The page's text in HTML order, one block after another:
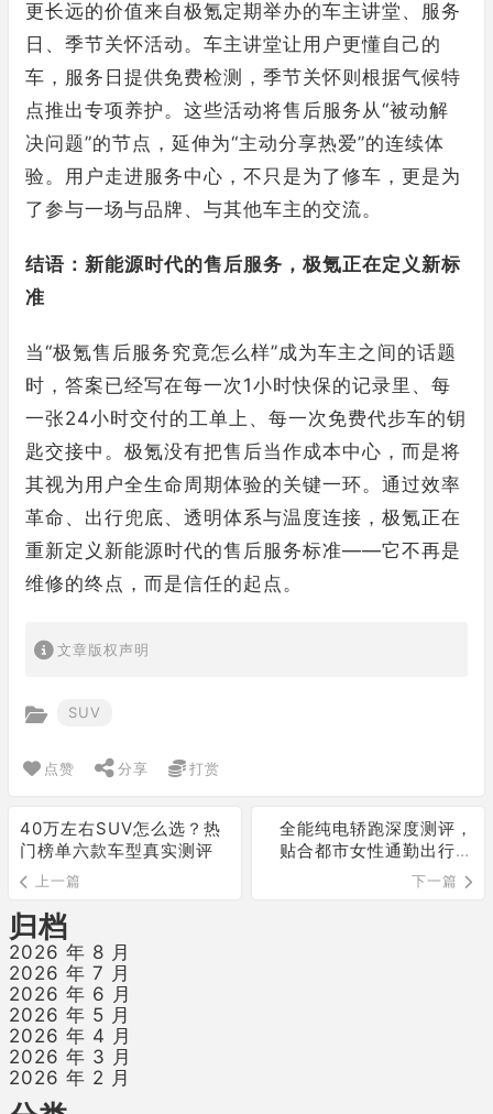
更长远的价值来自极氪定期举办的车主讲堂、服务
日、季节关怀活动。车主讲堂让用户更懂自己的
车，服务日提供免费检测，季节关怀则根据气候特
点推出专项养护。这些活动将售后服务从“被动解
决问题”的节点，延伸为“主动分享热爱”的连续体
验。用户走进服务中心，不只是为了修车，更是为
了参与一场与品牌、与其他车主的交流。
结语：新能源时代的售后服务，极氪正在定义新标
准
当“极氪售后服务究竟怎么样”成为车主之间的话题
时，答案已经写在每一次1小时快保的记录里、每
一张24小时交付的工单上、每一次免费代步车的钥
匙交接中。极氪没有把售后当作成本中心，而是将
其视为用户全生命周期体验的关键一环。通过效率
革命、出行兜底、透明体系与温度连接，极氪正在
重新定义新能源时代的售后服务标准——它不再是
维修的终点，而是信任的起点。
文章版权声明
SUV
点赞 分享 打赏
40万左右SUV怎么选？热
门榜单六款车型真实测评
上一篇
全能纯电轿跑深度测评，
贴合都市女性通勤出行全
场景需求
下一篇
归档
2026 年 8 月
2026 年 7 月
2026 年 6 月
2026 年 5 月
2026 年 4 月
2026 年 3 月
2026 年 2 月